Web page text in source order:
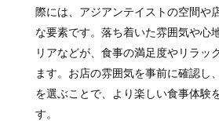
際には、アジアンテイストの空間や
な要素です。落ち着いた雰囲気や心
リアなどが、食事の満足度やリラッ
ます。お店の雰囲気を事前に確認し
を選ぶことで、より楽しい食事体験
す。